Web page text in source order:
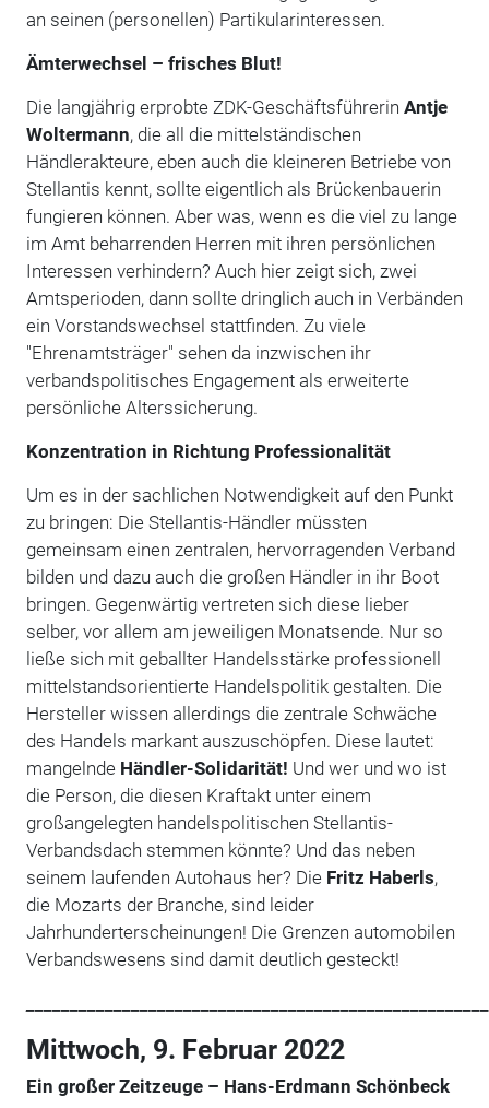
an seinen (personellen) Partikularinteressen.
Ämterwechsel – frisches Blut!
Die langjährig erprobte ZDK-Geschäftsführerin Antje
Woltermann, die all die mittelständischen
Händlerakteure, eben auch die kleineren Betriebe von
Stellantis kennt, sollte eigentlich als Brückenbauerin
fungieren können. Aber was, wenn es die viel zu lange
im Amt beharrenden Herren mit ihren persönlichen
Interessen verhindern? Auch hier zeigt sich, zwei
Amtsperioden, dann sollte dringlich auch in Verbänden
ein Vorstandswechsel stattfinden. Zu viele
"Ehrenamtsträger" sehen da inzwischen ihr
verbandspolitisches Engagement als erweiterte
persönliche Alterssicherung.
Konzentration in Richtung Professionalität
Um es in der sachlichen Notwendigkeit auf den Punkt
zu bringen: Die Stellantis-Händler müssten
gemeinsam einen zentralen, hervorragenden Verband
bilden und dazu auch die großen Händler in ihr Boot
bringen. Gegenwärtig vertreten sich diese lieber
selber, vor allem am jeweiligen Monatsende. Nur so
ließe sich mit geballter Handelsstärke professionell
mittelstandsorientierte Handelspolitik gestalten. Die
Hersteller wissen allerdings die zentrale Schwäche
des Handels markant auszuschöpfen. Diese lautet:
mangelnde Händler-Solidarität! Und wer und wo ist
die Person, die diesen Kraftakt unter einem
großangelegten handelspolitischen Stellantis-
Verbandsdach stemmen könnte? Und das neben
seinem laufenden Autohaus her? Die Fritz Haberls,
die Mozarts der Branche, sind leider
Jahrhunderterscheinungen! Die Grenzen automobilen
Verbandswesens sind damit deutlich gesteckt!
Mittwoch, 9. Februar 2022
Ein großer Zeitzeuge – Hans-Erdmann Schönbeck